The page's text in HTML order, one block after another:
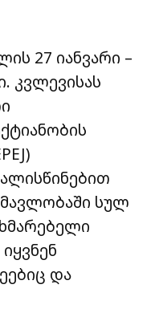
27 იანვარი –
კვლევისას
სულ
და